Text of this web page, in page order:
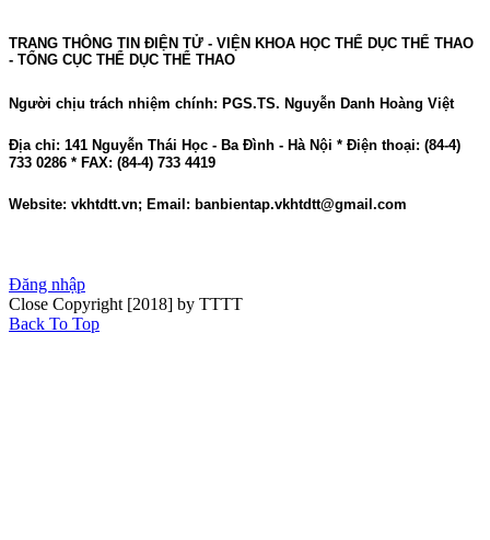
TRANG THÔNG TIN ĐIỆN TỬ - VIỆN KHOA HỌC THỂ DỤC THỂ THAO
- TỔNG CỤC THỂ DỤC THỂ THAO
Người chịu trách nhiệm chính: PGS.TS. Nguyễn Danh Hoàng Việt
Địa chỉ: 141 Nguyễn Thái Học - Ba Đình - Hà Nội * Điện thoại: (84-4)
733 0286 * FAX: (84-4) 733 4419
Website: vkhtdtt.vn; Email: banbientap.vkhtdtt@gmail.com
Đăng nhập
Close Copyright [2018] by TTTT
Back To Top